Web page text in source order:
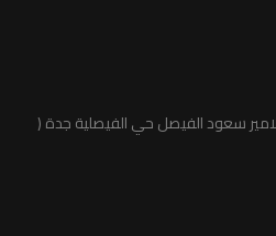
سعود الفيصل حي الفيصلية جدة (